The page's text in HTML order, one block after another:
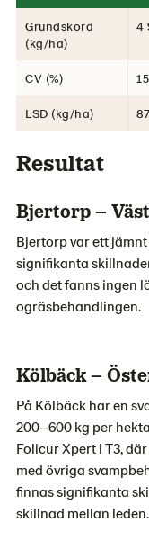
Grundskörd
(kg/ha)
4
CV (%)
LSD (kg/ha)
Resultat
Bjertorp –
Bjertorp var ett
signifikanta
och det fanns ingen
ogräsbehandlingen.
Kölbäck –
På Kölbäck har en
200–600 kg per
Folicur Xpert i T3,
med övriga
finnas signifikanta
skillnad mellan leden.